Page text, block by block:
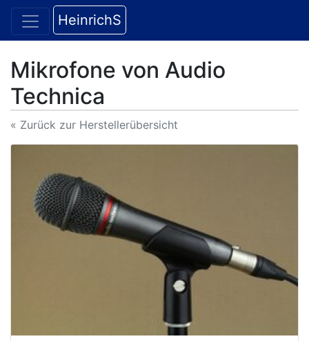
HeinrichS
Mikrofone von Audio
Technica
« Zurück zur Herstellerübersicht